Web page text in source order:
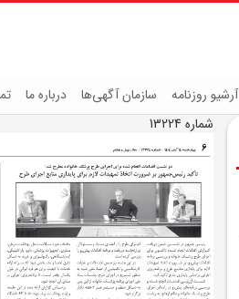
آرشیو روزنامه سازمان آگهی‌ها درباره ما
شماره 13224